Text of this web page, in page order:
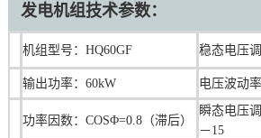
发电机组技术参数：
机组型号：HQ60GF 稳态电压
输出功率：60kW 电压波动
功率因数：COSΦ=0.8（滞后）
瞬态电压
－15